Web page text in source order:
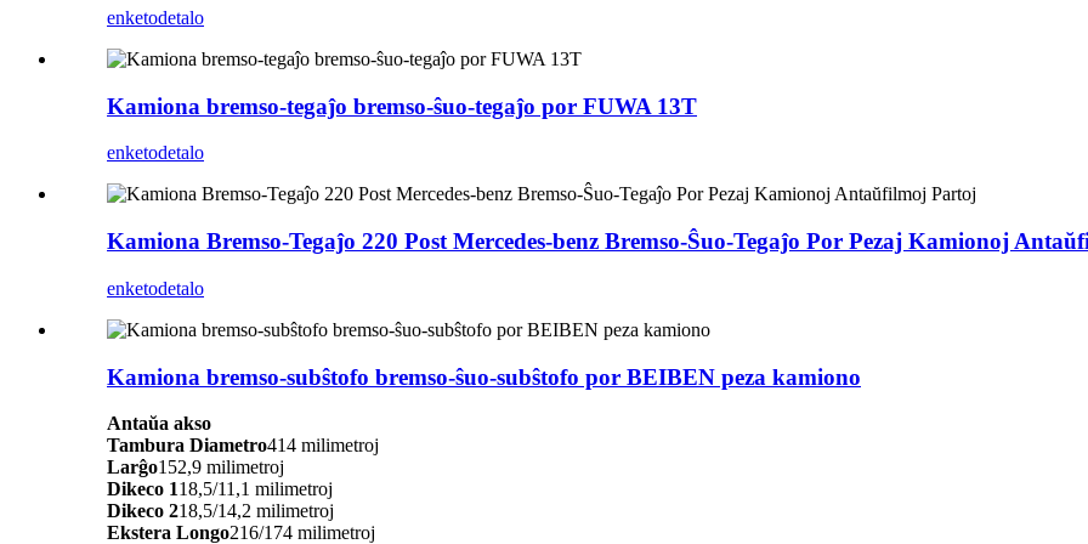
enketodetalo
Kamiona bremso-tegaĵo bremso-ŝuo-tegaĵo por FUWA 13T
enketodetalo
Kamiona Bremso-Tegaĵo 220 Post Mercedes-benz Bremso-Ŝuo-Tegaĵo Por Pezaj Kamionoj
enketodetalo
Kamiona bremso-subŝtofo bremso-ŝuo-subŝtofo por BEIBEN peza kamiono
Antaŭa akso
Tambura Diametro414 milimetroj
Larĝo152,9 milimetroj
Dikeco 118,5/11,1 milimetroj
Dikeco 218,5/14,2 milimetroj
Ekstera Longo216/174 milimetroj